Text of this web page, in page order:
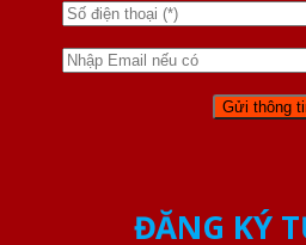
ĐĂNG KÝ